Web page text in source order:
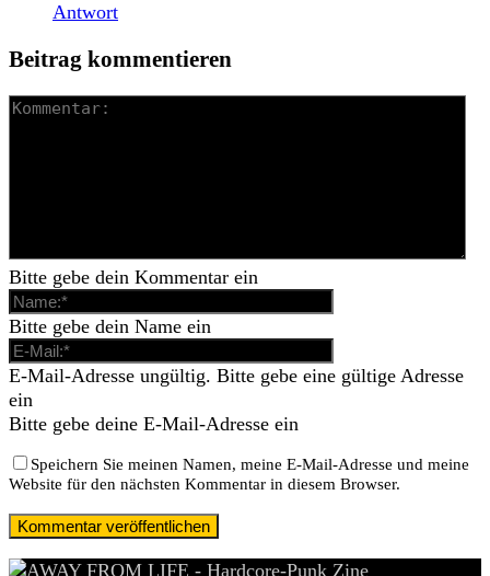
Antwort
Beitrag kommentieren
Bitte gebe dein Kommentar ein
Bitte gebe dein Name ein
E-Mail-Adresse ungültig. Bitte gebe eine gültige Adresse
ein
Bitte gebe deine E-Mail-Adresse ein
Speichern Sie meinen Namen, meine E-Mail-Adresse und meine
Website für den nächsten Kommentar in diesem Browser.